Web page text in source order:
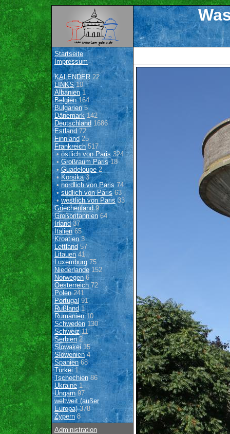
Startseite
Impressum
KALENDER22
LINKS10
Albanien1
Belgien164
Bulgarien 5
Dänemark142
Deutschland 1686
Estland 72
Finnland 25
Frankreich517
•östlich von Paris 324
• Großraum Paris18
•Guadeloupe 2
•Korsika3
• nördlich von Paris 74
•südlich von Paris63
•westlich von Paris33
Griechenland9
Großbritannien 64
Irland37
Italien65
Kroatien3
Lettland57
Litauen41
Luxemburg 75
Niederlande 152
Norwegen6
Oesterreich 72
Polen241
Portugal 91
Rußland1
Rumänien10
Schweden 130
Schweiz11
Serbien2
Slowakei15
Slowenien4
Spanien 68
Türkei 1
Tschechien 86
Ukraine 1
Ungarn97
weltweit (außer
Europa)378
Zypern8
Administration